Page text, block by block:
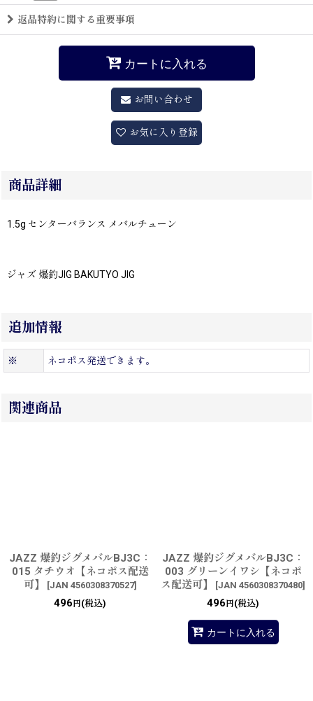
返品特約に関する重要事項
カートに入れる
お問い合わせ
お気に入り登録
商品詳細
1.5g センターバランス メバルチューン
ジャズ 爆釣JIG BAKUTYO JIG
追加情報
※ ネコポス発送できます。
関連商品
JAZZ 爆釣ジグメバルBJ3C：
015 タチウオ【ネコポス配送
可】
[JAN 4560308370527]
496 円(税込)
JAZZ 爆釣ジグメバルBJ3C：
003 グリーンイワシ【ネコポ
ス配送可】
[JAN 4560308370480]
496 円(税込)
カートに入れる